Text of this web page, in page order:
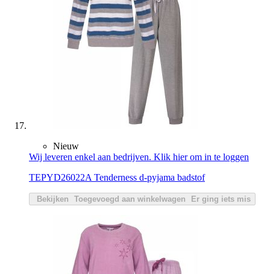
Nieuw
Wij leveren enkel aan bedrijven. Klik hier om in te loggen
TEPYD26022A Tenderness d-pyjama badstof
Bekijken Toegevoegd aan winkelwagen Er ging iets mis